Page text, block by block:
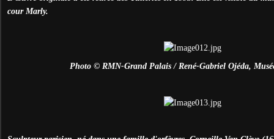
cour Marly.
Photo © RMN-Grand Palais / René-Gabriel Ojéda,